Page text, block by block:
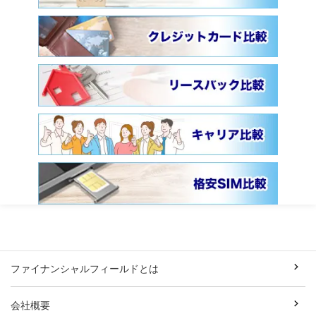
ファイナンシャルフィールドとは
会社概要